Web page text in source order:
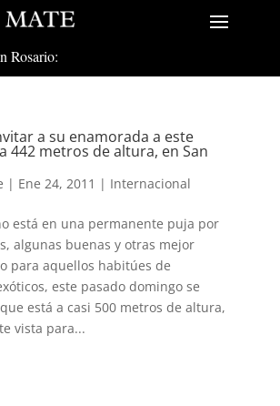
Rosario:
a su enamorada a este
442 metros de altura, en San
| Ene 24, 2011 | Internacional
está en una permanente puja por
algunas buenas y otras mejor
para aquellos habitúes de
este pasado domingo se
está a casi 500 metros de altura,
vista para...